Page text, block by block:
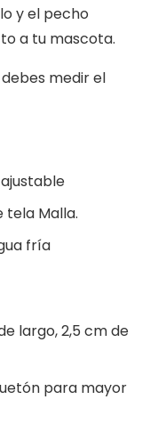
y el pecho
a tu mascota.
medir el
tela Malla.
fría
largo, 2,5 cm de
para mayor